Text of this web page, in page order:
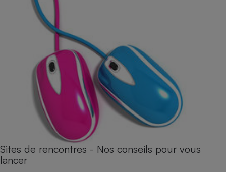
Sites de rencontres - Nos conseils pour vous
lancer